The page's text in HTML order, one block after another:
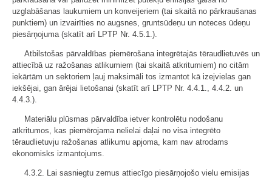
uzglabāšanas laukumiem un konveijeriem (tai skaitā no pārkraušanas
punktiem) un izvairīties no augsnes, gruntsūdeņu un noteces ūdeņu
piesārņojuma (skatīt arī LPTP Nr. 4.5.1.).
Atbilstošas pārvaldības piemērošana integrētajās tēraudlietuvēs un
attiecībā uz ražošanas atlikumiem (tai skaitā atkritumiem) no citām
iekārtām un sektoriem ļauj maksimāli tos izmantot kā izejvielas gan
iekšējai, gan ārējai lietošanai (skatīt arī LPTP Nr. 4.4.1., 4.4.2. un
4.4.3.).
Materiālu plūsmas pārvaldība ietver kontrolētu nodošanu
atkritumos, kas piemērojama nelielai daļai no visa integrēto
tēraudlietuvju ražošanas atlikumu apjoma, kam nav atrodams
ekonomisks izmantojums.
4.3.2. Lai sasniegtu zemus attiecīgo piesārņojošo vielu emisijas